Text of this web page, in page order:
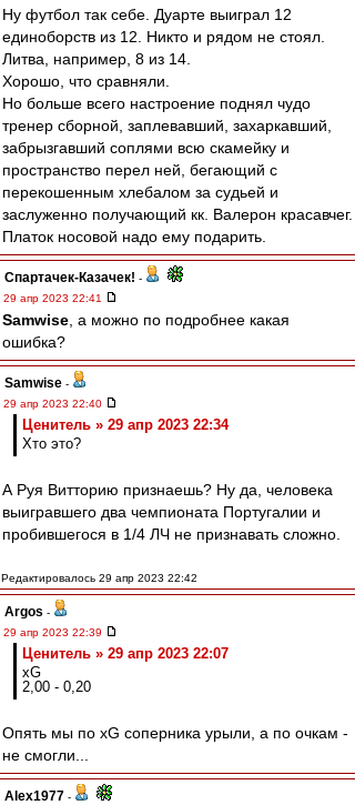
Ну футбол так себе. Дуарте выиграл 12
единоборств из 12. Никто и рядом не стоял.
Литва, например, 8 из 14.
Хорошо, что сравняли.
Но больше всего настроение поднял чудо
тренер сборной, заплевавший, захаркавший,
забрызгавший соплями всю скамейку и
пространство перел ней, бегающий с
перекошенным хлебалом за судьей и
заслуженно получающий кк. Валерон красавчег.
Платок носовой надо ему подарить.
Спартачек-Казачек! -
29 апр 2023 22:41
Samwise , а можно по подробнее какая
ошибка?
Samwise -
29 апр 2023 22:40
Ценитель » 29 апр 2023 22:34
Хто это?
А Руя Витторию признаешь? Ну да, человека
выигравшего два чемпионата Португалии и
пробившегося в 1/4 ЛЧ не признавать сложно.
Редактировалось 29 апр 2023 22:42
Argos -
29 апр 2023 22:39
Ценитель » 29 апр 2023 22:07
xG
2,00 - 0,20
Опять мы по xG соперника урыли, а по очкам -
не смогли...
Alex1977 -